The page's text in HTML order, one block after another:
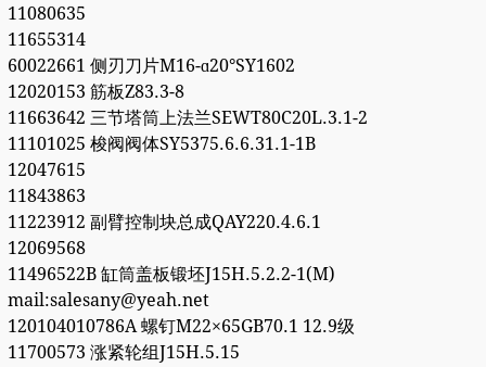
11080635
11655314
60022661 侧刃刀片M16-ɑ20°SY1602
12020153 筋板Z83.3-8
11663642 三节塔筒上法兰SEWT80C20L.3.1-2
11101025 梭阀阀体SY5375.6.6.31.1-1B
12047615
11843863
11223912 副臂控制块总成QAY220.4.6.1
12069568
11496522B 缸筒盖板锻坯J15H.5.2.2-1(M)
mail:salesany@yeah.net
120104010786A 螺钉M22×65GB70.1 12.9级
11700573 涨紧轮组J15H.5.15